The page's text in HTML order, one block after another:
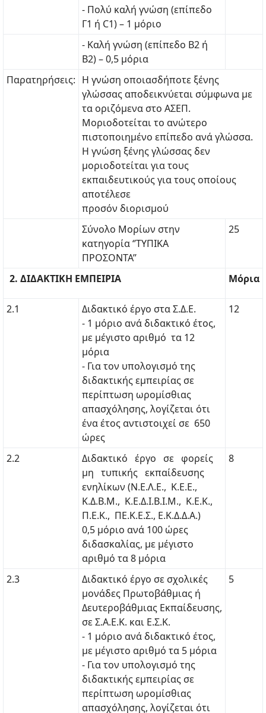
- Πολύ καλή γνώση (επίπεδο
Γ1 ή C1) – 1 μόριο
- Καλή γνώση (επίπεδο Β2 ή
Β2) – 0,5 μόρια
Παρατηρήσεις: Η γνώση οποιασδήποτε ξένης
γλώσσας αποδεικνύεται σύμφωνα με
τα οριζόμενα στο ΑΣΕΠ.
Μοριοδοτείται το ανώτερο
πιστοποιημένο επίπεδο ανά γλώσσα.
Η γνώση ξένης γλώσσας δεν
μοριοδοτείται για τους
εκπαιδευτικούς για τους οποίους
αποτέλεσε
προσόν διορισμού
Σύνολο Μορίων στην
κατηγορία ‘’ΤΥΠΙΚΑ
ΠΡΟΣΟΝΤΑ’’
25
2. ΔΙΔΑΚΤΙΚΗ ΕΜΠΕΙΡΙΑ Μόρια
2.1
Διδακτικό έργο στα Σ.Δ.Ε.
- 1 μόριο ανά διδακτικό έτος,
με μέγιστο αριθμό τα 12
μόρια
- Για τον υπολογισμό της
διδακτικής εμπειρίας σε
περίπτωση ωρομίσθιας
απασχόλησης, λογίζεται ότι
ένα έτος αντιστοιχεί σε 650
ώρες
12
2.2
Διδακτικό έργο σε φορείς
μη τυπικής εκπαίδευσης
ενηλίκων (Ν.Ε.Λ.Ε., Κ.Ε.Ε.,
Κ.Δ.Β.Μ., Κ.Ε.Δ.Ι.Β.Ι.Μ., Κ.Ε.Κ.,
Π.Ε.Κ., ΠΕ.Κ.Ε.Σ., Ε.Κ.Δ.Δ.Α.)
0,5 μόριο ανά 100 ώρες
διδασκαλίας, με μέγιστο
αριθμό τα 8 μόρια
8
2.3
Διδακτικό έργο σε σχολικές
μονάδες Πρωτοβάθμιας ή
Δευτεροβάθμιας Εκπαίδευσης,
σε Σ.Α.Ε.Κ. και Ε.Σ.Κ.
- 1 μόριο ανά διδακτικό έτος,
με μέγιστο αριθμό τα 5 μόρια
- Για τον υπολογισμό της
διδακτικής εμπειρίας σε
περίπτωση ωρομίσθιας
απασχόλησης, λογίζεται ότι
5